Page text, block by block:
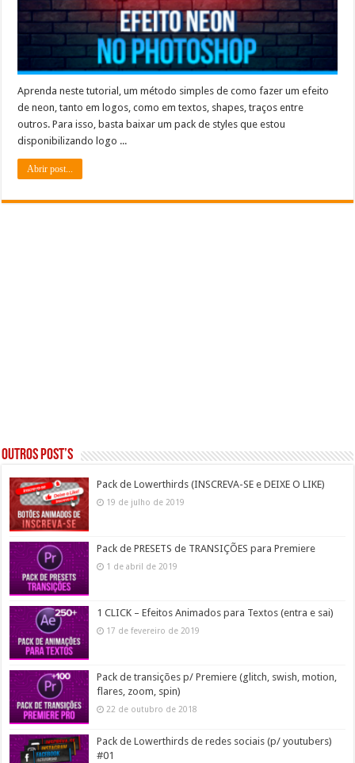
Aprenda neste tutorial, um método simples de como fazer um efeito
de neon, tanto em logos, como em textos, shapes, traços entre
outros. Para isso, basta baixar um pack de styles que estou
disponibilizando logo ...
Abrir post...
Outros post’s
Pack de Lowerthirds (INSCREVA-SE e DEIXE O LIKE)
19 de julho de 2019
Pack de PRESETS de TRANSIÇÕES para Premiere
1 de abril de 2019
1 CLICK – Efeitos Animados para Textos (entra e sai)
17 de fevereiro de 2019
Pack de transições p/ Premiere (glitch, swish, motion,
flares, zoom, spin)
22 de outubro de 2018
Pack de Lowerthirds de redes sociais (p/ youtubers)
#01